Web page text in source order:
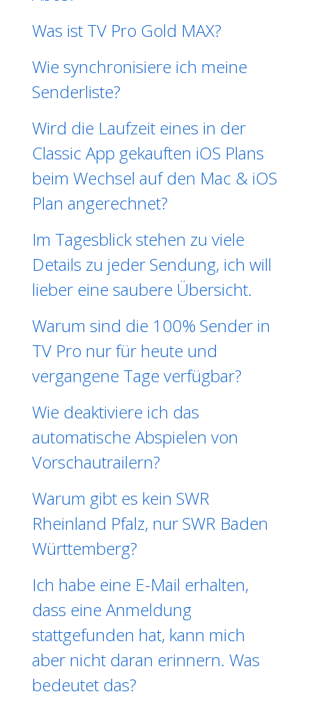
Was ist TV Pro Gold MAX?
Wie synchronisiere ich meine
Senderliste?
Wird die Laufzeit eines in der
Classic App gekauften iOS Plans
beim Wechsel auf den Mac & iOS
Plan angerechnet?
Im Tagesblick stehen zu viele
Details zu jeder Sendung, ich will
lieber eine saubere Übersicht.
Warum sind die 100% Sender in
TV Pro nur für heute und
vergangene Tage verfügbar?
Wie deaktiviere ich das
automatische Abspielen von
Vorschautrailern?
Warum gibt es kein SWR
Rheinland Pfalz, nur SWR Baden
Württemberg?
Ich habe eine E-Mail erhalten,
dass eine Anmeldung
stattgefunden hat, kann mich
aber nicht daran erinnern. Was
bedeutet das?